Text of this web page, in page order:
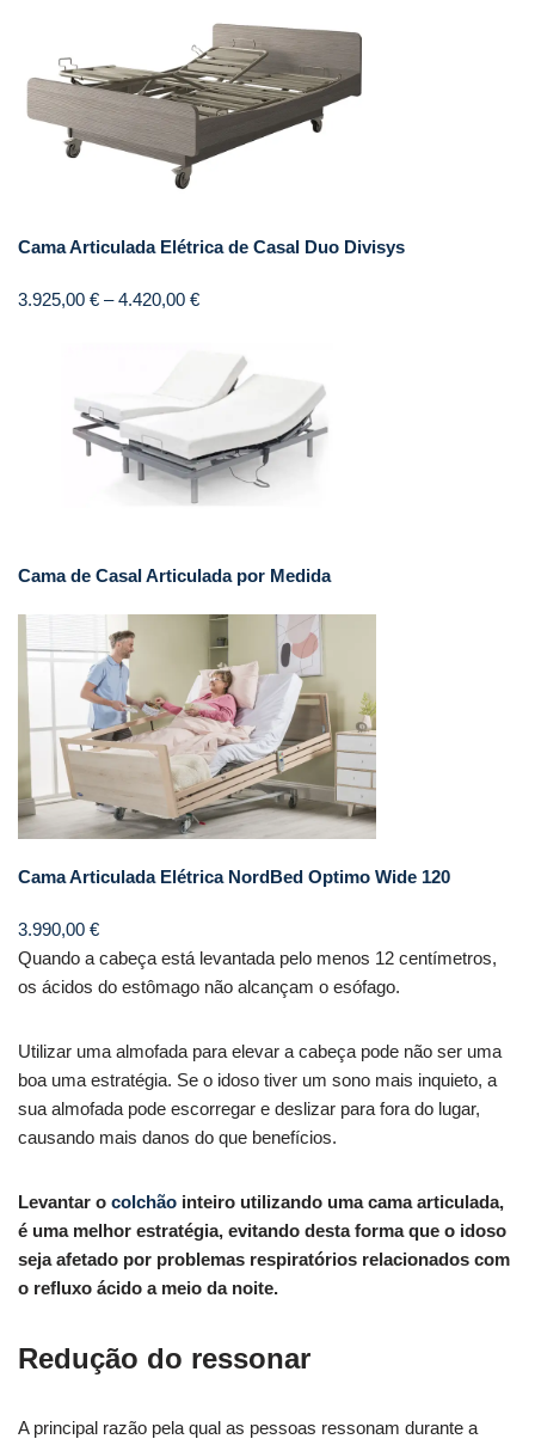
Cama Articulada Elétrica de Casal Duo Divisys
3.925,00 € – 4.420,00 €
Cama de Casal Articulada por Medida
Cama Articulada Elétrica NordBed Optimo Wide 120
3.990,00 €
Quando a cabeça está levantada pelo menos 12 centímetros,
os ácidos do estômago não alcançam o esófago.
Utilizar uma almofada para elevar a cabeça pode não ser uma
boa uma estratégia. Se o idoso tiver um sono mais inquieto, a
sua almofada pode escorregar e deslizar para fora do lugar,
causando mais danos do que benefícios.
Levantar o colchão inteiro utilizando uma cama articulada,
é uma melhor estratégia, evitando desta forma que o idoso
seja afetado por problemas respiratórios relacionados com
o refluxo ácido a meio da noite.
Redução do ressonar
A principal razão pela qual as pessoas ressonam durante a